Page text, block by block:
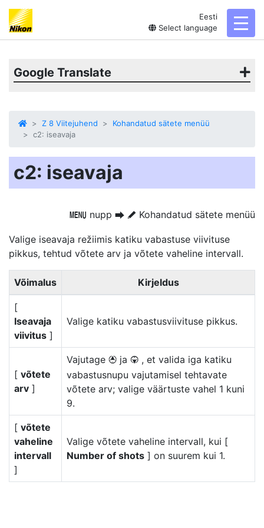
Eesti
Select language
Google Translate
Z 8 Viitejuhend
Kohandatud sätete menüü
c2: iseavaja
c2: iseavaja
G nupp U A Kohandatud sätete menüü
Valige iseavaja režiimis katiku vabastuse viivituse
pikkus, tehtud võtete arv ja võtete vaheline intervall.
Võimalus Kirjeldus
[
Iseavaja
viivitus ]
Valige katiku vabastusviivituse pikkus.
[ võtete
arv ]
Vajutage 1 ja 3 , et valida iga katiku
vabastusnupu vajutamisel tehtavate
võtete arv; valige väärtuste vahel 1 kuni
9.
[ võtete
vaheline
intervall
]
Valige võtete vaheline intervall, kui [
Number of shots ] on suurem kui 1.